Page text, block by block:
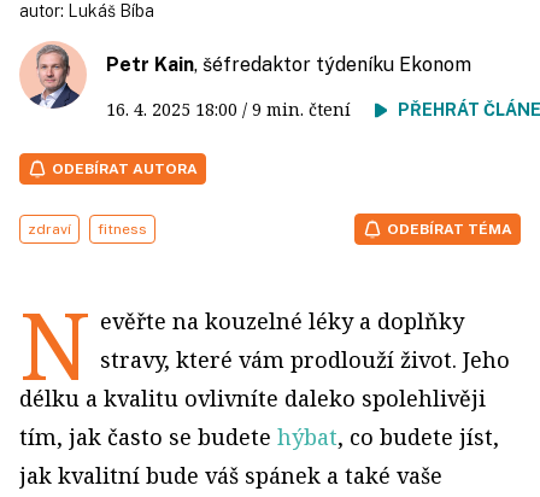
autor:
Lukáš Bíba
Petr Kain, šéfredaktor týdeníku Ekonom
16. 4. 2025 18:00 / 9 min. čtení PŘEHRÁT
ODEBÍRAT AUTORA
zdraví fitness ODEBÍRAT TÉMA
N evěřte na kouzelné léky a doplňky
stravy, které vám prodlouží život. Jeho
délku a kvalitu ovlivníte daleko spolehlivěji
tím, jak často se budete hýbat, co budete jíst,
jak kvalitní bude váš spánek a také vaše